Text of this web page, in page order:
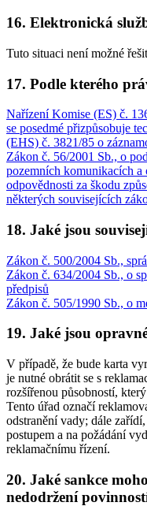
16. Elektronická
Tuto situaci není možné
17. Podle kterého
Nařízení Komise (ES) č.
se posedmé přizpůsobuje
(EHS) č. 3821/85 o
Zákon č. 56/2001 Sb., o
pozemních komunikacích a
odpovědnosti za škodu
některých souvisejících
18. Jaké jsou
Zákon č. 500/2004 Sb.,
Zákon č. 634/2004 Sb., o
předpisů
Zákon č. 505/1990 Sb., o
19. Jaké jsou
V případě, že bude karta
je nutné obrátit se s
rozšířenou působností,
Tento úřad označí
odstranění vady; dále
postupem a na požádání
reklamačnímu řízení.
20. Jaké sankce
nedodržení